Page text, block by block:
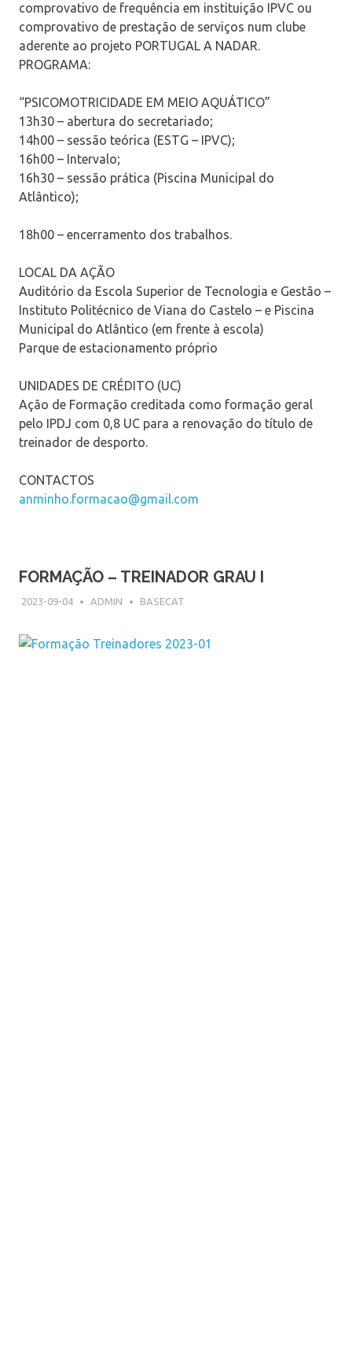
comprovativo de frequência em instituição IPVC ou
comprovativo de prestação de serviços num clube
aderente ao projeto PORTUGAL A NADAR.
PROGRAMA:
“PSICOMOTRICIDADE EM MEIO AQUÁTICO”
13h30 – abertura do secretariado;
14h00 – sessão teórica (ESTG – IPVC);
16h00 – Intervalo;
16h30 – sessão prática (Piscina Municipal do
Atlântico);
18h00 – encerramento dos trabalhos.
LOCAL DA AÇÃO
Auditório da Escola Superior de Tecnologia e Gestão –
Instituto Politécnico de Viana do Castelo – e Piscina
Municipal do Atlântico (em frente à escola)
Parque de estacionamento próprio
UNIDADES DE CRÉDITO (UC)
Ação de Formação creditada como formação geral
pelo IPDJ com 0,8 UC para a renovação do título de
treinador de desporto.
CONTACTOS
anminho.formacao@gmail.com
FORMAÇÃO – TREINADOR GRAU I
2023-09-04 ADMIN BASECAT